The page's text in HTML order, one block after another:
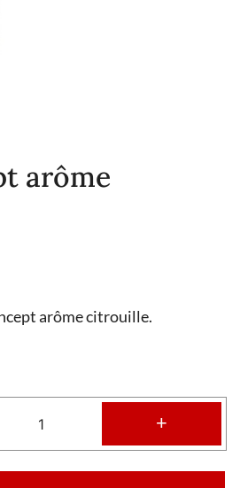
arôme
arôme citrouille.
+